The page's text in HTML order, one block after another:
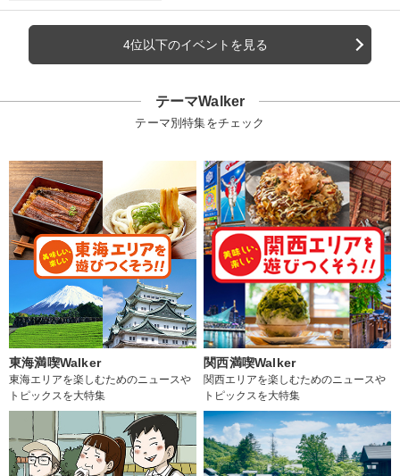
4位以下のイベントを見る
テーマWalker
テーマ別特集をチェック
東海満喫Walker
東海エリアを楽しむためのニュースや
トピックスを大特集
関西満喫Walker
関西エリアを楽しむためのニュースや
トピックスを大特集